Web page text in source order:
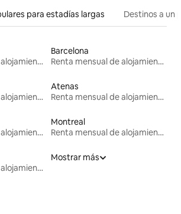
para estadías largas Destinos a un
Renta mensual de alojamientos
Barcelona
Renta mensual de alojamientos
Renta mensual de alojamientos
Atenas
Renta mensual de alojamientos
Renta mensual de alojamientos
Montreal
Renta mensual de alojamientos
Renta mensual de alojamientos
Mostrar más